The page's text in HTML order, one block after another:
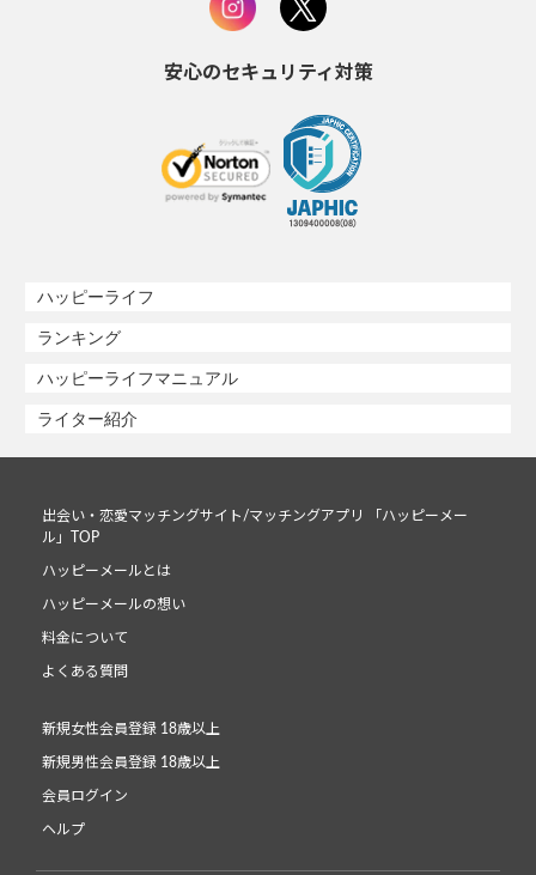
安心のセキュリティ対策
ハッピーライフ
ランキング
ハッピーライフマニュアル
ライター紹介
出会い・恋愛マッチングサイト/マッチングアプリ 「ハッピーメー
ル」TOP
ハッピーメールとは
ハッピーメールの想い
料金について
よくある質問
新規女性会員登録 18歳以上
新規男性会員登録 18歳以上
会員ログイン
ヘルプ